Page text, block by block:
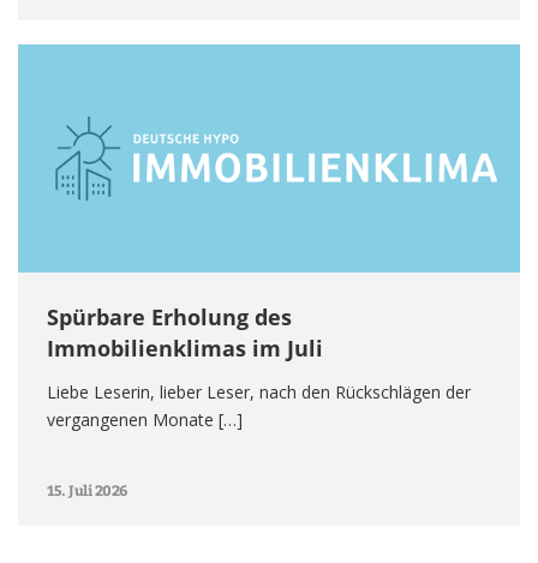
Spürbare Erholung des
Immobilienklimas im Juli
Liebe Leserin, lieber Leser, nach den Rückschlägen der
vergangenen Monate […]
15. Juli 2026